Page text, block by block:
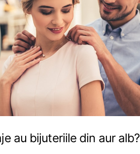
au bijuteriile din aur alb?